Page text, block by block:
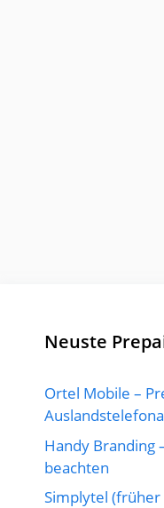
Neuste
Ortel Mobile –
Handy Branding
beachten
Simplytel (früher